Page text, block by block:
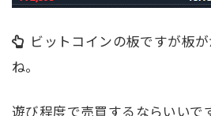
ビットコインの板ですが板が
ね。
遊び程度で売買するならいいで